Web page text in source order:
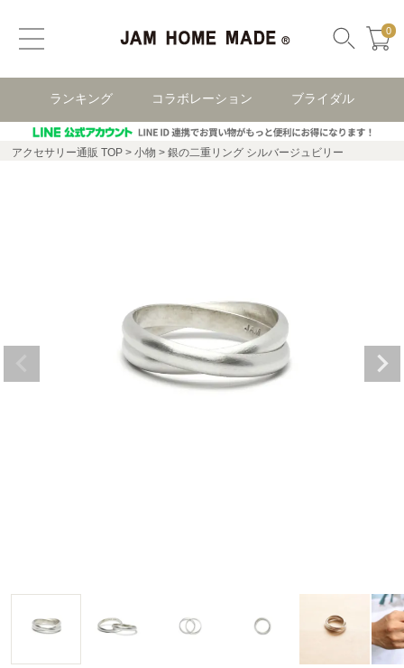
0
ランキング コラボレーション ブライダル
アクセサリー通販 TOP 小物 銀の二重リング シルバージュビリー